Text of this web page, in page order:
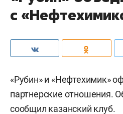
с
«Рубин» и «Нефтехимик»
партнерские отношения.
сообщил казанский клуб.